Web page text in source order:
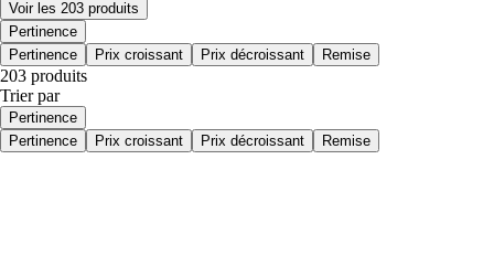
Voir les 203 produits
Pertinence
Pertinence
Prix croissant Prix décroissant Remise
203 produits
Trier par
Pertinence
Pertinence
Prix croissant Prix décroissant Remise